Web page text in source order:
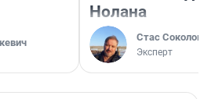
Нолана
Стас Соколов
Эксперт